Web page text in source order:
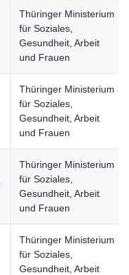
Thüringer Ministerium
für Soziales,
Gesundheit, Arbeit
und Frauen
Thüringer Ministerium
für Soziales,
Gesundheit, Arbeit
und Frauen
Thüringer Ministerium
für Soziales,
Gesundheit, Arbeit
und Frauen
Thüringer Ministerium
für Soziales,
Gesundheit, Arbeit